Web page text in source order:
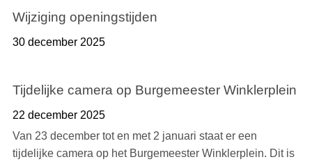
Wijziging openingstijden
30 december 2025
Tijdelijke camera op Burgemeester Winklerplein
22 december 2025
Van 23 december tot en met 2 januari staat er een
tijdelijke camera op het Burgemeester Winklerplein. Dit is